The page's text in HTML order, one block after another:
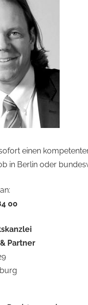
einen
in Berlin oder
00
Partner